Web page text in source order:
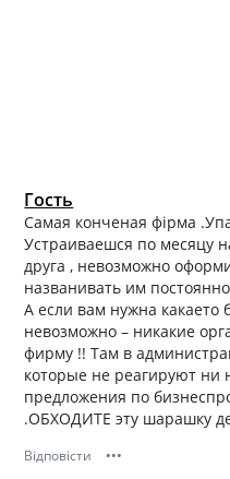
Гость
Самая конченая фірма
Устраиваешся по месяцу
друга , невозможно
названивать им
А если вам нужна какаето
невозможно – никакие
фирму !! Там в
которые не реагируют ни
предложения по
.ОБХОДИТЕ эту шарашку
Відповісти •••